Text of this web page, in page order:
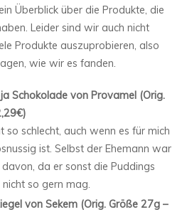
Überblick über die Produkte, die
Leider sind wir auch nicht
Produkte auszuprobieren, also
wie wir es fanden.
Schokolade von Provamel (Orig.
so schlecht, auch wenn es für mich
ist. Selbst der Ehemann war
da er sonst die Puddings
so gern mag.
von Sekem (Orig. Größe 27g –